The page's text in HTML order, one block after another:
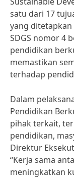
satu dari 17
yang ditetapkan
SDGS nomor 4
pendidikan
memastikan
terhadap
Dalam
Pendidikan
pihak terkait,
pendidikan,
Direktur
“Kerja sama
meningkatkan